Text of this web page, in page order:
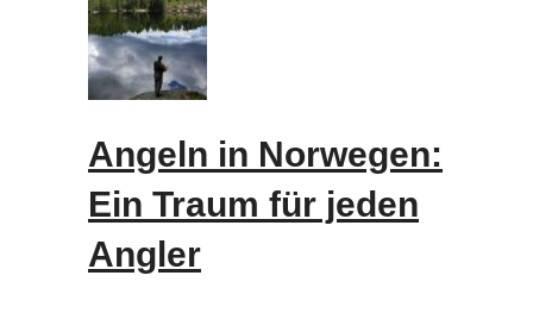
Angeln in Norwegen:
Ein Traum für jeden
Angler